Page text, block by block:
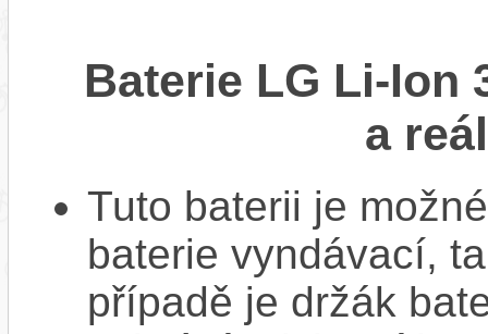
Baterie LG Li-Ion
a
Tuto baterii je
baterie vyndávací,
případě je držák